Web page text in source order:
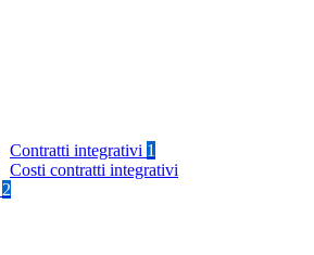
Contratti integrativi 1
Costi contratti integrativi
2